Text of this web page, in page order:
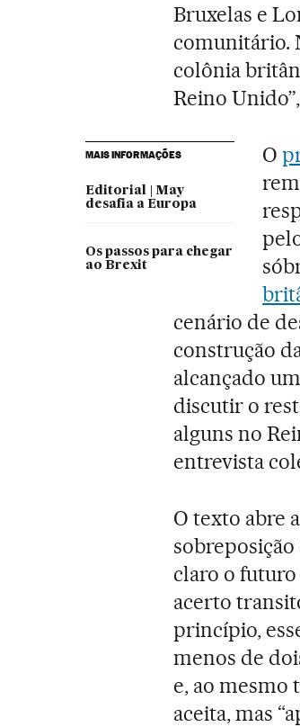
Bruxelas e
comunitário.
colônia
Reino
MAIS INFORMAÇÕES
Editorial | May
desafia a Europa
Os passos para chegar
ao Brexit
O
cenário de
construção
alcançado
discutir o
alguns no
entrevista
O texto abre
claro o
acerto
princípio,
menos de
e, ao mesmo
aceita, mas